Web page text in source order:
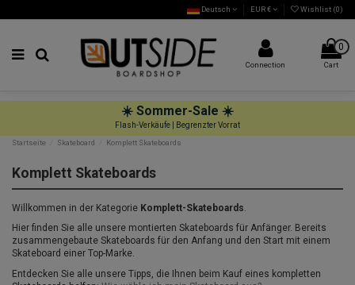
Deutsch EUR € Wishlist (0)
Connection
0
Cart
☀️ Sommer-Sale ☀️
Flash-Verkäufe | Begrenzter Vorrat
Startseite
Skateboard Komplett Skateboards
Komplett Skateboards
Willkommen in der Kategorie Komplett-Skateboards
Hier finden Sie alle unsere montierten Skateboards für Anfänger. Bereits
zusammengebaute Skateboards für den Anfang und den Start mit einem
Skateboard einer Top-Marke.
Entdecken Sie alle unsere Tipps, die Ihnen beim Kauf eines kompletten